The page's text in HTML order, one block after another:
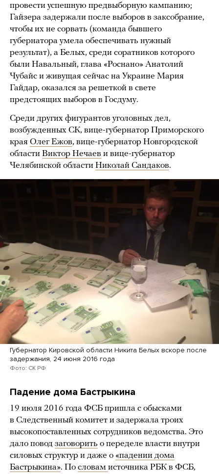
провести успешную предвыборную кампанию;
Гайзера задержали после выборов в заксобрание,
чтобы их не сорвать (команда бывшего
губернатора умела обеспечивать нужный
результат), а Белых, среди соратников которого
были Навальный, глава «Роснано» Анатолий
Чубайс и живущая сейчас на Украине Мария
Гайдар, оказался за решеткой в свете
предстоящих выборов в Госдуму.
Среди других фигурантов уголовных дел,
возбужденных СК, вице-губернатор Приморского
края Олег Ежов, вице-губернатор Новгородской
области Виктор Нечаев и вице-губернатор
Челябинской области Николай Сандаков.
Губернатор Кировской области Никита Белых вскоре после
задержания, 24 июня 2016 года
Фото: СК РФ
Падение дома Бастрыкина
19 июля 2016 года ФСБ пришла с обысками
в Следственный комитет и задержала троих
высокопоставленных сотрудников ведомства. Это
дало повод заговорить о переделе власти внутри
силовых структур и даже о «падении дома
Бастрыкина». По словам источника РБК в ФСБ,